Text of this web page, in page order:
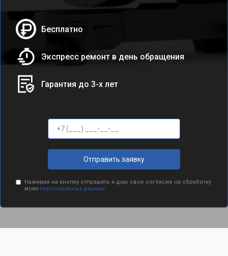
Бесплатно
Экспресс ремонт в день обращения
Гарантия до 3-х лет
Отправить заявку
Нажимая на кнопку отправить я даю свое согласие на обработку
моих персональных данных.